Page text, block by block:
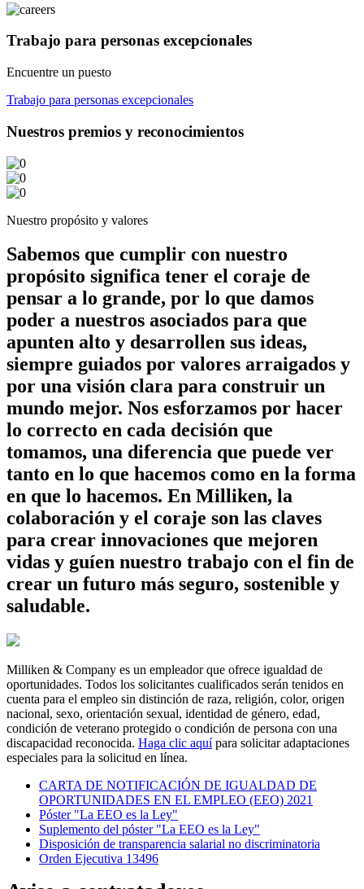
Trabajo para personas excepcionales
Encuentre un puesto
Trabajo para personas excepcionales
Nuestros premios y reconocimientos
Nuestro propósito y valores
Sabemos que cumplir con nuestro
propósito significa tener el coraje de
pensar a lo grande, por lo que damos
poder a nuestros asociados para que
apunten alto y desarrollen sus ideas,
siempre guiados por valores arraigados y
por una visión clara para construir un
mundo mejor. Nos esforzamos por hacer
lo correcto en cada decisión que
tomamos, una diferencia que puede ver
tanto en lo que hacemos como en la forma
en que lo hacemos. En Milliken, la
colaboración y el coraje son las claves
para crear innovaciones que mejoren
vidas y guíen nuestro trabajo con el fin de
crear un futuro más seguro, sostenible y
saludable.
Milliken & Company es un empleador que ofrece igualdad de
oportunidades. Todos los solicitantes cualificados serán tenidos en
cuenta para el empleo sin distinción de raza, religión, color, origen
nacional, sexo, orientación sexual, identidad de género, edad,
condición de veterano protegido o condición de persona con una
discapacidad reconocida. Haga clic aquípara solicitar adaptaciones
especiales para la solicitud en línea.
CARTA DE NOTIFICACIÓN DE IGUALDAD DE
OPORTUNIDADES EN EL EMPLEO (EEO) 2021
Póster "La EEO es la Ley"
Suplemento del póster "La EEO es la Ley"
Disposición de transparencia salarial no discriminatoria
Orden Ejecutiva 13496